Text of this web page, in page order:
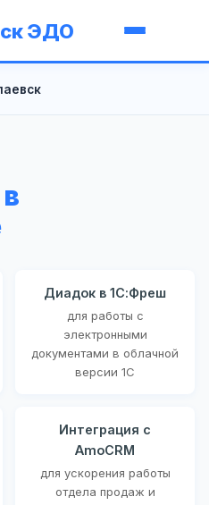
ЭДО
Диадок в 1С:Фреш
для работы с
электронными
документами в облачной
версии 1С
Интеграция с
AmoCRM
для ускорения работы
отдела продаж и